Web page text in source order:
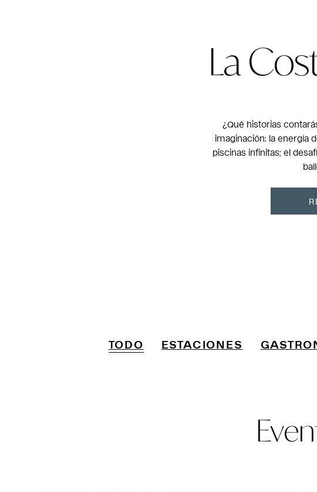
La
¿Qué historias
imaginación: la energía
piscinas infinitas; el
TODO ESTACIONES